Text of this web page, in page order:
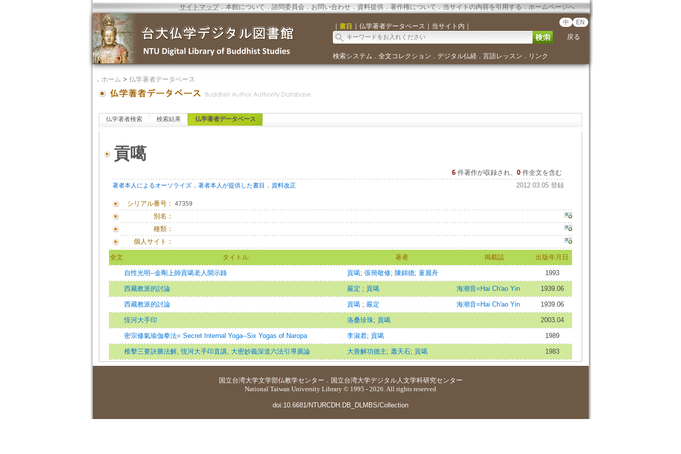
サイトマップ．本館について．諮問委員会． お問い合わせ． 資料提供．著作権について．当サイトの内容を引用する．ホームページへ
｜ 書目 ｜ 仏学著者データベース ｜ 当サイト内 ｜ 中 EN
戻る
検索システム ． 全文コレクション ． デジタル仏経． 言語レッスン ． リンク
． ホーム > 仏学著者データベース
仏学著者検索 検索結果 仏学著者データベース
貢噶
6 件著作が収録され、 0件全文を含む
著者本人によるオーソライズ． 著者本人が提供した書目 ． 資料改正 2012.03.05 登録
シリアル番号： 47359
別名：
種類：
個人サイト：
全文 タイトル 著者 掲載誌 出版年月日
自性光明--金剛上師貢噶老人開示錄 貢噶; 張簡敬修; 陳錦德; 童麗舟 1993
西藏教派的討論 嚴定 ; 貢噶 海潮音=Hai Ch'ao Yin 1939.06
西藏教派的討論 貢噶 ; 嚴定 海潮音=Hai Ch'ao Yin 1939.06
恆河大手印 洛桑珍珠; 貢噶 2003.04
密宗修氣瑜伽拳法= Secret Internal Yoga--Six Yogas of Naropa 李淑君; 貢噶 1989
椎擊三要訣勝法解, 恆河大手印直講, 大密妙義深道六法引導廣論 大善解功德主; 蕭天石; 貢噶 1983
国立台湾大学文学部仏教学センター ． 国立台湾大学デジタル人文学科研究センター
National Taiwan University Library © 1995 - 2026. All rights reserved
doi:10.6681/NTURCDH.DB_DLMBS/Collection